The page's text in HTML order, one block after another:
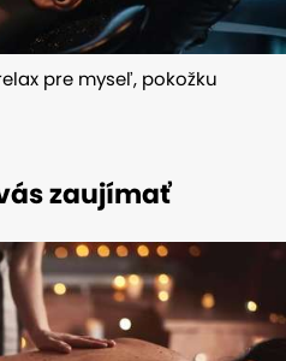
pre myseľ, pokožku
zaujímať